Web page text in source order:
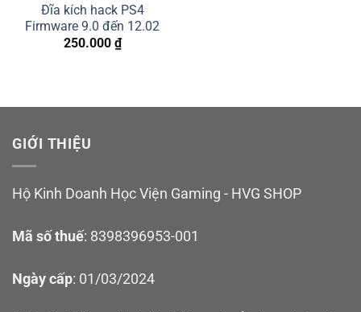
Đĩa kích hack PS4
Firmware 9.0 đến 12.02
250.000 ₫
GIỚI THIỆU
Hộ Kinh Doanh Học Viện Gaming - HVG SHOP
Mã số thuế: 8398396953-001
Ngày cấp: 01/03/2024